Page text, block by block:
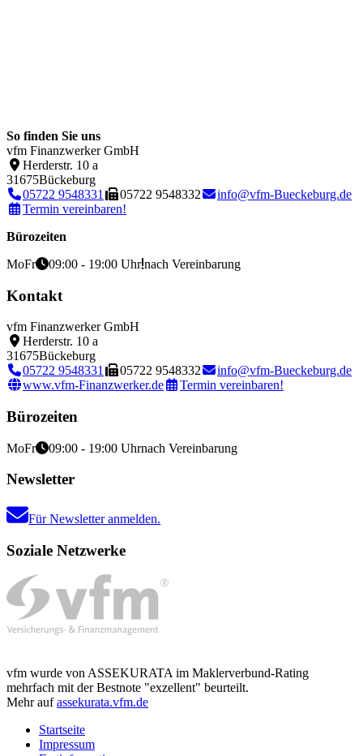
So finden Sie uns
vfm Finanzwerker GmbH
Herderstr. 10 a
31675Bückeburg
05722 9548331
05722 9548332
info@vfm-Bueckeburg.de
Termin vereinbaren!
Bürozeiten
MoFr 09:00 - 19:00 Uhr nach Vereinbarung
Kontakt
vfm Finanzwerker GmbH
Herderstr. 10 a
31675Bückeburg
05722 9548331
05722 9548332
info@vfm-Bueckeburg.de
www.vfm-Finanzwerker.de
Termin vereinbaren!
Bürozeiten
MoFr 09:00 - 19:00 Uhrnach Vereinbarung
Newsletter
Für Newsletter anmelden.
Soziale Netzwerke
vfm wurde von ASSEKURATA im Maklerverbund-Rating
mehrfach mit der Bestnote "exzellent" beurteilt.
Mehr aufassekurata.vfm.de
Startseite
Impressum